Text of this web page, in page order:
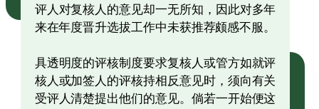
评人对复核人的意见却一无所知，因此对多年
来在年度晋升选拔工作中未获推荐颇感不服。
具透明度的评核制度要求复核人或管方如就评
核人或加签人的评核持相反意见时，须向有关
受评人清楚提出他们的意见。倘若一开始便这